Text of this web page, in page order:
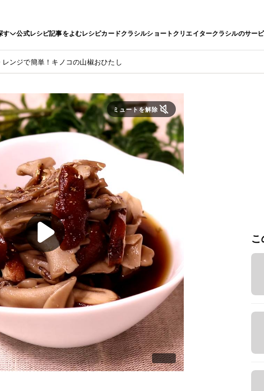
す 公式レシピ記事をよむレシピカードクラシルショートクリエイタークラシルのサー
レンジで簡単！キノコの山椒おひたし
ミュートを解除